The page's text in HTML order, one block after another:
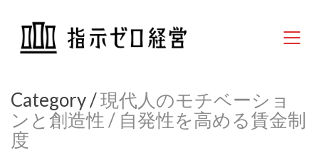
Category /現代人のモチベーショ
ンと創造性 / 自発性を高める賃金制
度